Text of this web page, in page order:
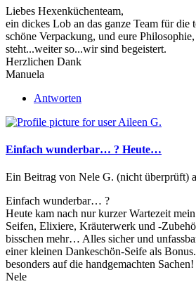
Liebes Hexenküchenteam,
ein dickes Lob an das ganze Team für die
schöne Verpackung, und eure
steht...weiter so...wir sind begeistert.
Herzlichen Dank
Manuela
Antworten
Einfach wunderbar… ? Heute…
Ein Beitrag von Nele G. (nicht überprüft)
Einfach wunderbar… ?
Heute kam nach nur kurzer Wartezeit
Seifen, Elixiere, Kräuterwerk und -
bisschen mehr… Alles sicher und
einer kleinen Dankeschön-Seife als
besonders auf die handgemachten
Nele